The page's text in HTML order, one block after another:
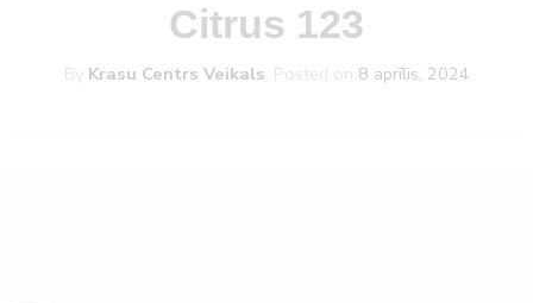
Citrus 123
By Krasu Centrs Veikals Posted on 8 aprīlis, 2024